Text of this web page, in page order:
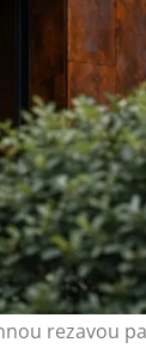
rezavou